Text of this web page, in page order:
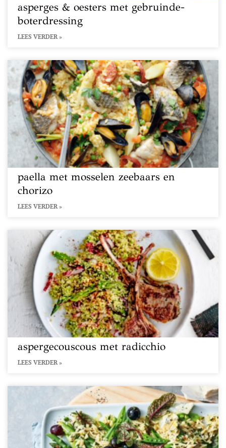
asperges & oesters met gebruinde-
boterdressing
LEES VERDER »
paella met mosselen zeebaars en
chorizo
LEES VERDER »
aspergecouscous met radicchio
LEES VERDER »